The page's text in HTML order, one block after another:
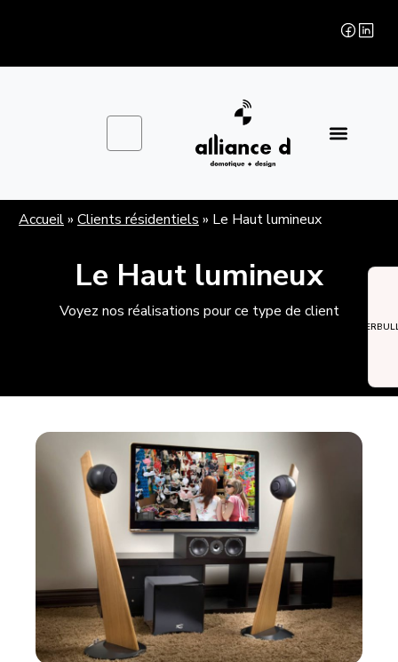
Accueil» Clients résidentiels » Le Haut lumineux
Le Haut lumineux
Voyez nos réalisations pour ce type de client